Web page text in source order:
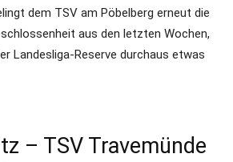
dem TSV am Pöbelberg erneut die
aus den letzten Wochen,
Landesliga-Reserve durchaus etwas
– TSV Travemünde